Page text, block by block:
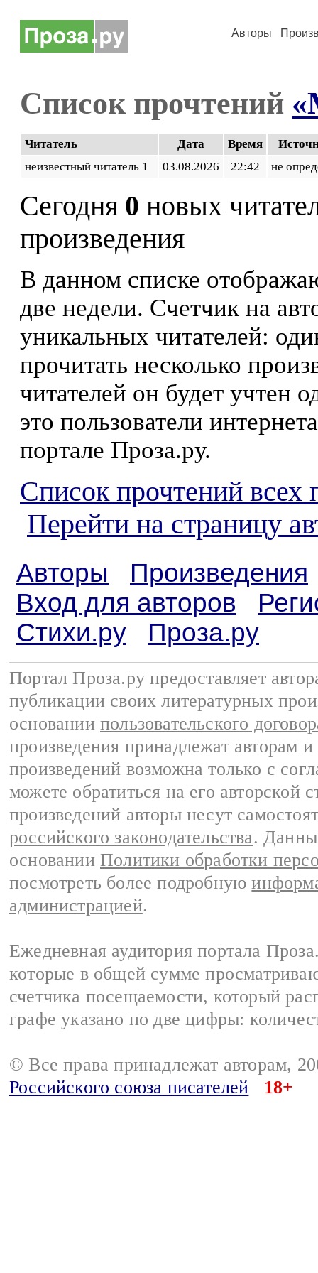
Авторы
Список прочтений
Читатель Дата Время
неизвестный читатель 1
03.08.2026 22:42 не
Сегодня 0 новых
произведения
В данном списке
две недели. Счетчик на
уникальных читателей:
прочитать несколько
читателей он будет учтен
это пользователи
портале Проза.ру.
Список прочтений всех
Перейти на страницу
Авторы
Произведения
Вход для авторов
Стихи.ру
Проза.ру
Портал Проза.ру предоставляет
публикации своих литературных
основании пользовательского
произведения принадлежат авторам
произведений возможна только с
можете обратиться на его авторской
произведений авторы несут
российского законодательства.
основании Политики обработки
посмотреть более подробную
администрацией.
Ежедневная аудитория портала
которые в общей сумме
счетчика посещаемости, который
графе указано по две цифры:
© Все права принадлежат авторам,
Российского союза писателей
18+